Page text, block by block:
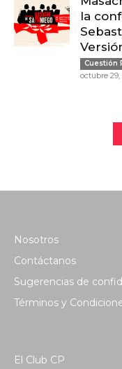
la
Cuestión
octubre 29,
Nosotros
Contáctanos
Sugerencias de
Términos y
El Club CP